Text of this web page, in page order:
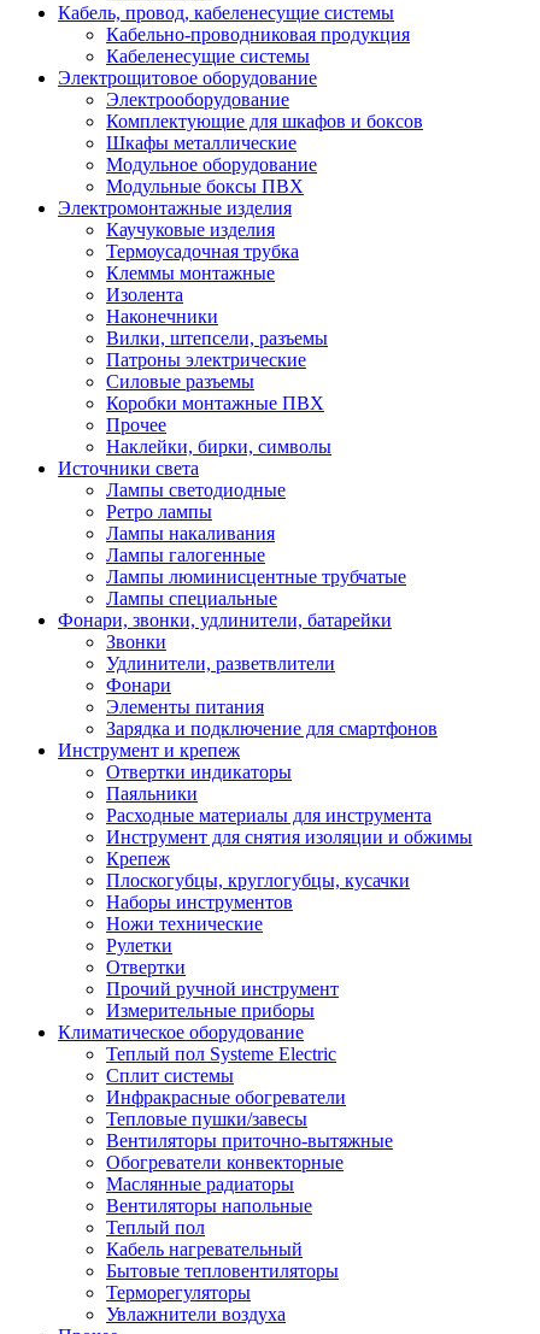
Кабель, провод, кабеленесущие системы
Кабельно-проводниковая продукция
Кабеленесущие системы
Электрощитовое оборудование
Электрооборудование
Комплектующие для шкафов и боксов
Шкафы металлические
Модульное оборудование
Модульные боксы ПВХ
Электромонтажные изделия
Каучуковые изделия
Термоусадочная трубка
Клеммы монтажные
Изолента
Наконечники
Вилки, штепсели, разъемы
Патроны электрические
Силовые разъемы
Коробки монтажные ПВХ
Прочее
Наклейки, бирки, символы
Источники света
Лампы светодиодные
Ретро лампы
Лампы накаливания
Лампы галогенные
Лампы люминисцентные трубчатые
Лампы специальные
Фонари, звонки, удлинители, батарейки
Звонки
Удлинители, разветвлители
Фонари
Элементы питания
Зарядка и подключение для смартфонов
Инструмент и крепеж
Отвертки индикаторы
Паяльники
Расходные материалы для инструмента
Инструмент для снятия изоляции и обжимы
Крепеж
Плоскогубцы, круглогубцы, кусачки
Наборы инструментов
Ножи технические
Рулетки
Отвертки
Прочий ручной инструмент
Измерительные приборы
Климатическое оборудование
Теплый пол Systeme Electric
Сплит системы
Инфракрасные обогреватели
Тепловые пушки/завесы
Вентиляторы приточно-вытяжные
Обогреватели конвекторные
Маслянные радиаторы
Вентиляторы напольные
Теплый пол
Кабель нагревательный
Бытовые тепловентиляторы
Терморегуляторы
Увлажнители воздуха